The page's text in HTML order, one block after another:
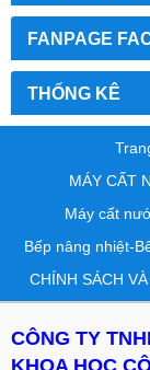
FANPAGE
THỐNG KÊ
MÁY CẤT
Máy cất
Bếp nâng nhiệt-
CHÍNH SÁCH
CÔNG TY